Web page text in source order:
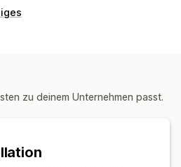
zu deinem Unternehmen passt.